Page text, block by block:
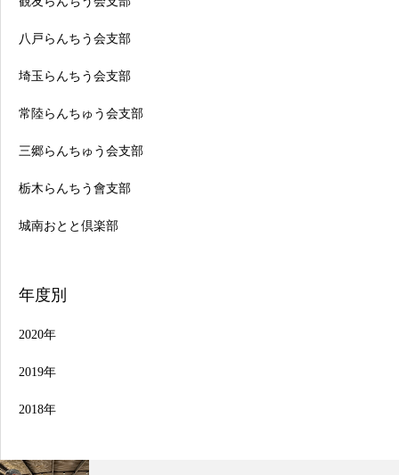
八戸らんちう会支部
埼玉らんちう会支部
常陸らんちゅう会支部
三郷らんちゅう会支部
栃木らんちう會支部
城南おとと倶楽部
年度別
2020年
2019年
2018年